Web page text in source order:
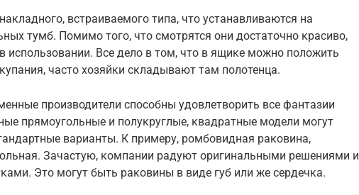
встраиваемого типа, что устанавливаются на
тумб. Помимо того, что смотрятся они достаточно красиво,
использовании. Все дело в том, что в ящике можно положить
часто хозяйки складывают там полотенца.
производители способны удовлетворить все фантазии
прямоугольные и полукруглые, квадратные модели могут
варианты. К примеру, ромбовидная раковина,
Зачастую, компании радуют оригинальными решениями и
Это могут быть раковины в виде губ или же сердечка.